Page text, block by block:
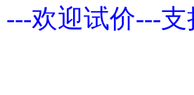
---欢迎试价---